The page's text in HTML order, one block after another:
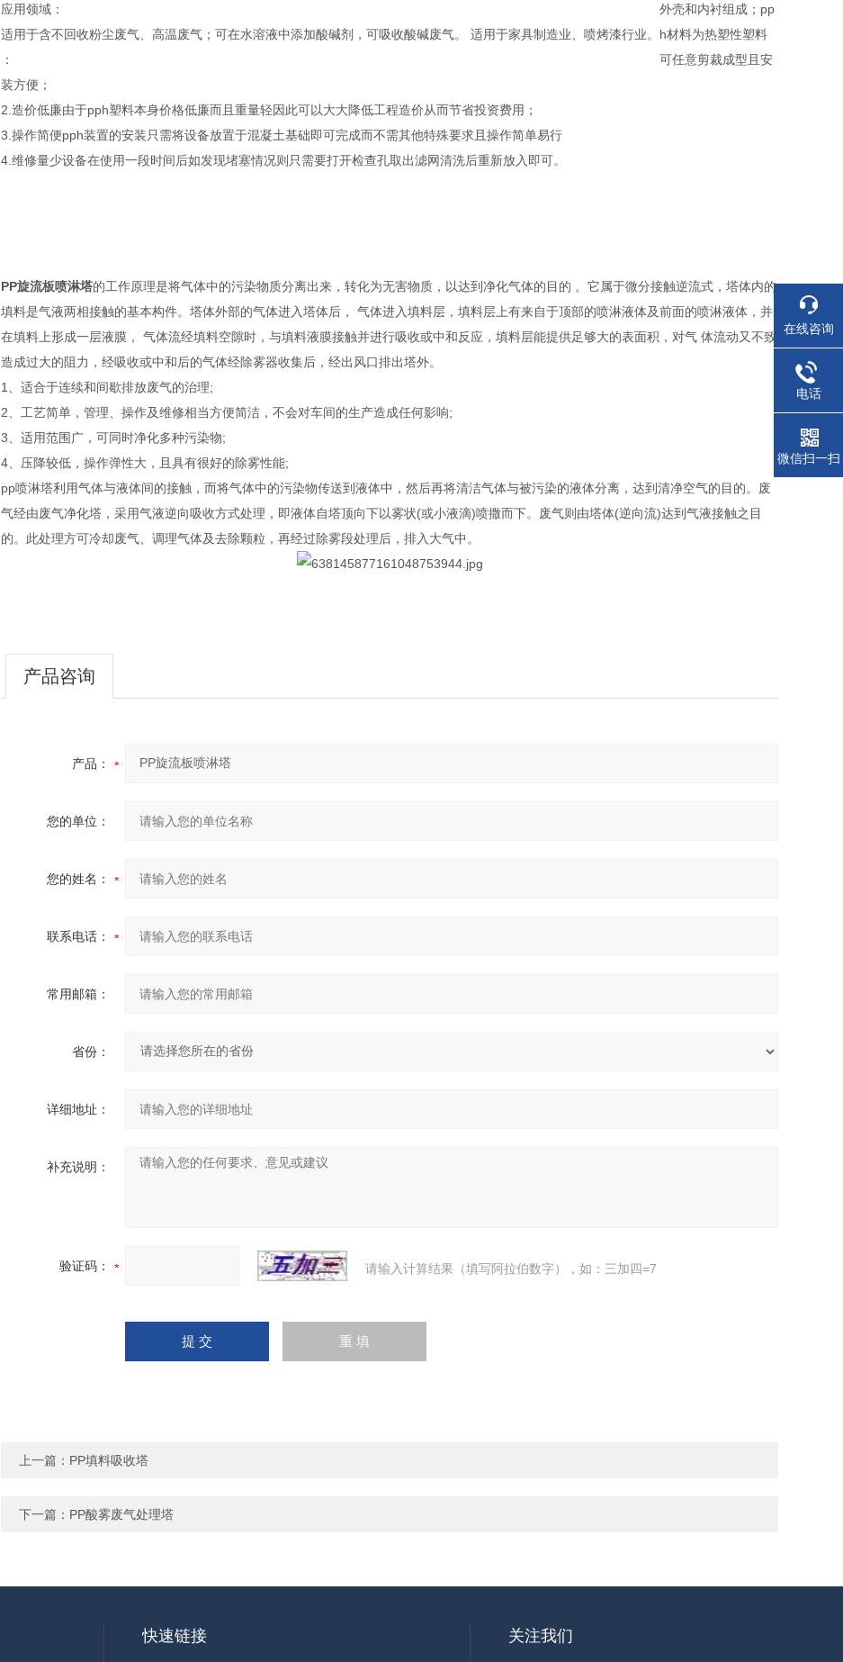
应用领域：
适用于含不回收粉尘废气、高温废气；可在水溶液中添加酸碱剂，可吸收酸碱废气。 适用于家具制造业、喷烤漆行业。
：
外壳和内衬组成；pp
h材料为热塑性塑料
可任意剪裁成型且安
装方便；
2.造价低廉由于pph塑料本身价格低廉而且重量轻因此可以大大降低工程造价从而节省投资费用；
3.操作简便pph装置的安装只需将设备放置于混凝土基础即可完成而不需其他特殊要求且操作简单易行
4.维修量少设备在使用一段时间后如发现堵塞情况则只需要打开检查孔取出滤网清洗后重新放入即可。
PP旋流板喷淋塔的工作原理是将气体中的污染物质分离出来，转化为无害物质，以达到净化气体的目的 。它属于微分接触逆流式，塔体内的
填料是气液两相接触的基本构件。塔体外部的气体进入塔体后， 气体进入填料层，填料层上有来自于顶部的喷淋液体及前面的喷淋液体，并
在填料上形成一层液膜， 气体流经填料空隙时，与填料液膜接触并进行吸收或中和反应，填料层能提供足够大的表面积，对气 体流动又不致
造成过大的阻力，经吸收或中和后的气体经除雾器收集后，经出风口排出塔外。
1、适合于连续和间歇排放废气的治理;
2、工艺简单，管理、操作及维修相当方便简洁，不会对车间的生产造成任何影响;
3、适用范围广，可同时净化多种污染物;
4、压降较低，操作弹性大，且具有很好的除雾性能;
pp喷淋塔利用气体与液体间的接触，而将气体中的污染物传送到液体中，然后再将清洁气体与被污染的液体分离，达到清净空气的目的。废
气经由废气净化塔，采用气液逆向吸收方式处理，即液体自塔顶向下以雾状(或小液滴)喷撒而下。废气则由塔体(逆向流)达到气液接触之目
的。此处理方可冷却废气、调理气体及去除颗粒，再经过除雾段处理后，排入大气中。
产品咨询
产品：
您的单位：
您的姓名：
联系电话：
常用邮箱：
省份：
详细地址：
补充说明：
验证码： 请输入计算结果（填写阿拉伯数字），如：三加四=7
上一篇： PP填料吸收塔
下一篇： PP酸雾废气处理塔
快速链接 关注我们
在线咨询
电话
微信扫一扫